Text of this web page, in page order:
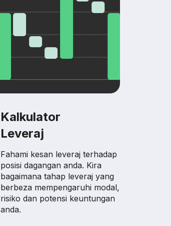
Kalkulator
Leveraj
Fahami kesan leveraj terhadap
posisi dagangan anda. Kira
bagaimana tahap leveraj yang
berbeza mempengaruhi modal,
risiko dan potensi keuntungan
anda.